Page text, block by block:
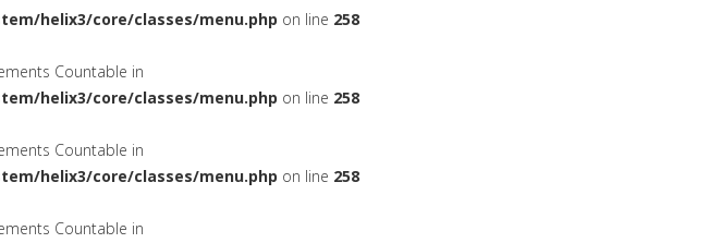
helix3/core/classes/menu.php on line 258
Countable in
helix3/core/classes/menu.php on line 258
Countable in
helix3/core/classes/menu.php on line 258
Countable in